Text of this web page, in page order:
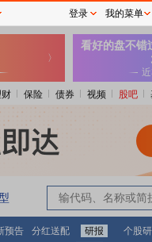
保险 债券 视频 股吧
预告 分红送配 研报 个股
登录 我的菜单